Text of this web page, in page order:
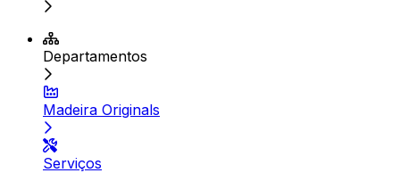
Departamentos
Madeira Originals
Serviços